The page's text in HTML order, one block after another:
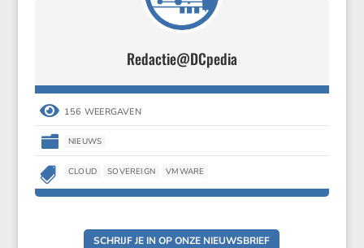
Redactie@DCpedia
 156 WEERGAVEN
 NIEUWS
 CLOUD SOVEREIGN VMWARE
SCHRIJF JE IN OP ONZE NIEUWSBRIEF